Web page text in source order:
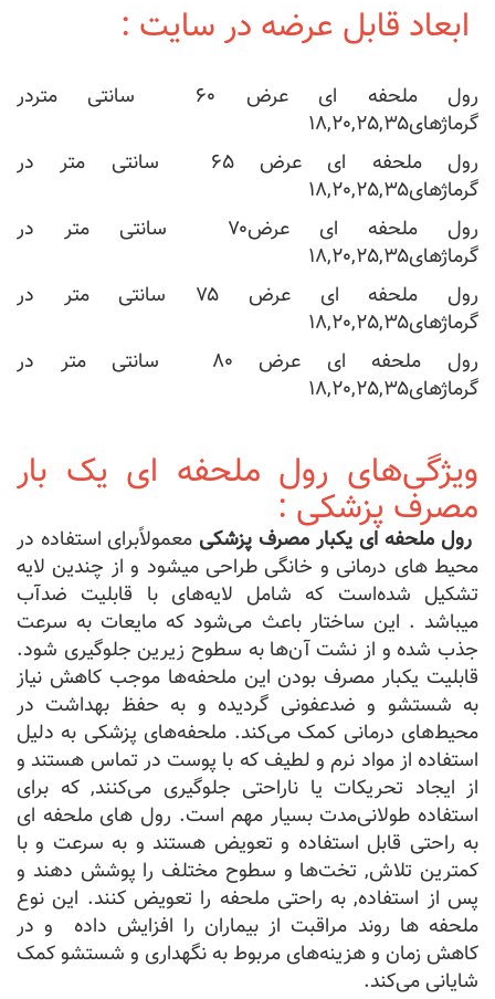
ابعاد قابل عرضه در سایت :
رول ملحفه ای عرض ۶۰ سانتی متردر
گرماژهای۱۸,۲۰,۲۵,۳۵
رول ملحفه ای عرض ۶۵ سانتی متر در
گرماژهای۱۸,۲۰,۲۵,۳۵
رول ملحفه ای عرض۷۰ سانتی متر در
گرماژهای۱۸,۲۰,۲۵,۳۵
رول ملحفه ای عرض ۷۵ سانتی متر در
گرماژهای۱۸,۲۰,۲۵,۳۵
رول ملحفه ای عرض ۸۰ سانتی متر در
گرماژهای۱۸,۲۰,۲۵,۳۵
ویژگی‌های رول ملحفه ای یک بار
مصرف پزشکی :
رول ملحفه‌ ای یکبار مصرف پزشکی معمولاًبرای استفاده در
محیط های درمانی و خانگی طراحی میشود و از چندین لایه
تشکیل شده‌است که شامل لایه‌های با قابلیت ضدآب
میباشد . این ساختار باعث می‌شود که مایعات به سرعت
جذب شده و از نشت آن‌ها به سطوح زیرین جلوگیری شود.
قابلیت یکبار مصرف بودن این ملحفه‌ها موجب کاهش نیاز
به شستشو و ضدعفونی گردیده و به حفظ بهداشت در
محیط‌های درمانی کمک می‌کند. ملحفه‌های پزشکی به دلیل
استفاده از مواد نرم و لطیف که با پوست در تماس هستند و
از ایجاد تحریکات یا ناراحتی جلوگیری می‌کنند, که برای
استفاده طولانی‌مدت بسیار مهم است. رول های ملحفه ای
به راحتی قابل استفاده و تعویض هستند و به سرعت و با
کمترین تلاش, تخت‌ها و سطوح مختلف را پوشش دهند و
پس از استفاده, به راحتی ملحفه را تعویض کنند. این نوع
ملحفه ها روند مراقبت از بیماران را افزایش داده و در
کاهش زمان و هزینه‌های مربوط به نگهداری و شستشو کمک
شایانی می‌کند.